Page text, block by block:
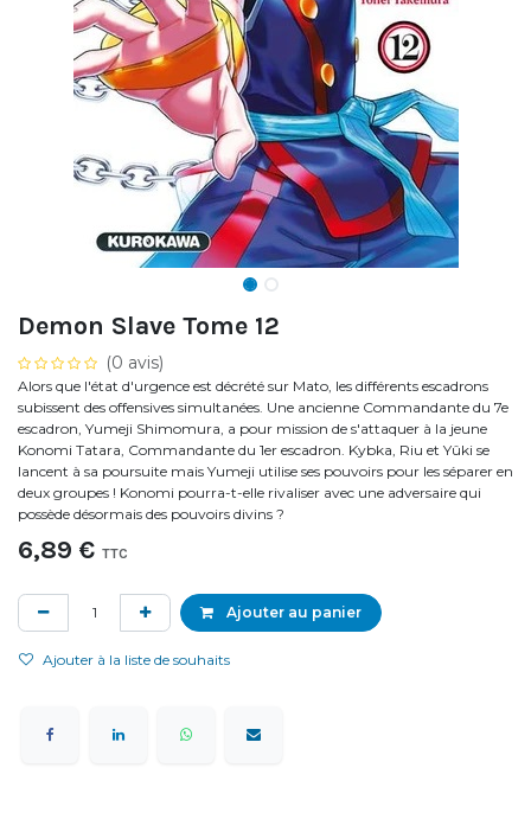
Demon Slave Tome 12
(0 avis)
Alors que l'état d'urgence est décrété sur Mato, les différents escadrons
subissent des offensives simultanées. Une ancienne Commandante du 7e
escadron, Yumeji Shimomura, a pour mission de s'attaquer à la jeune
Konomi Tatara, Commandante du 1er escadron. Kybka, Riu et Yûki se
lancent à sa poursuite mais Yumeji utilise ses pouvoirs pour les séparer en
deux groupes ! Konomi pourra-t-elle rivaliser avec une adversaire qui
possède désormais des pouvoirs divins ?
6,89 € TTC
Ajouter au panier
Ajouter à la liste de souhaits